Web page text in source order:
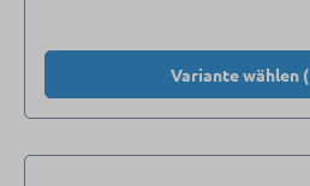
Variante wählen (